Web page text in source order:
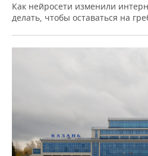
Как нейросети изменили
делать, чтобы оставаться на